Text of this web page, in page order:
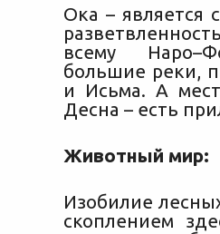
Ока – является
всему
большие реки,
и Исьма. А
Десна – есть
Животный мир:
Изобилие
скоплением